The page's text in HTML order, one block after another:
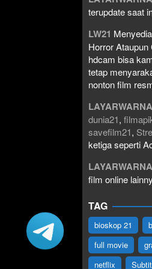
terupdate saat
LW21
Horror
hdcam bisa
tetap
nonton film
dunia21,
savefilm21,
ketiga seperti
film online
TAG
bioskop 21
full movie
netflix